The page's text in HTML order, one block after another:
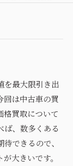
を最大限引き出
回は中古車の買
格買取について
ば、数多くある
できるので、
大きいです。